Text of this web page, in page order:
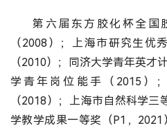
第六届东方胶化杯全国
（2008）；上海市研究生优
（2010）；同济大学青年英才
学青年岗位能手（2015）
（2018）；上海市自然科学
学教学成果一等奖（P1，